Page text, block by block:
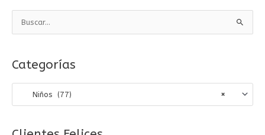
c
a
o
Categorías
×
Niños (77)